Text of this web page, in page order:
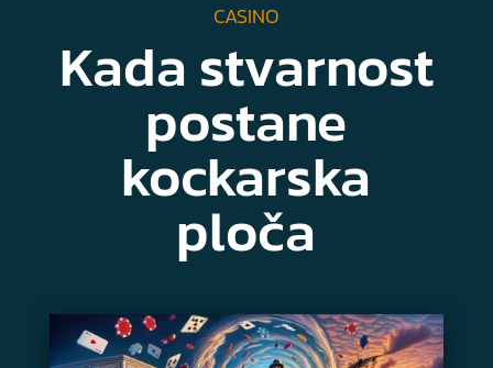
CASINO
Kada stvarnost
postane
kockarska
ploča